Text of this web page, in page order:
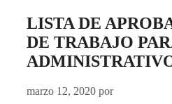
LISTA DE
DE TRABAJO
marzo 12, 2020 por